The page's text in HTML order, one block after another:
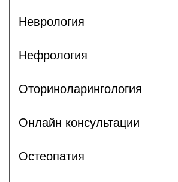
Неврология
Нефрология
Оториноларингология
Онлайн консультации
Остеопатия